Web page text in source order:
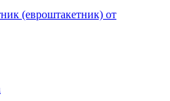
(евроштакетник) от